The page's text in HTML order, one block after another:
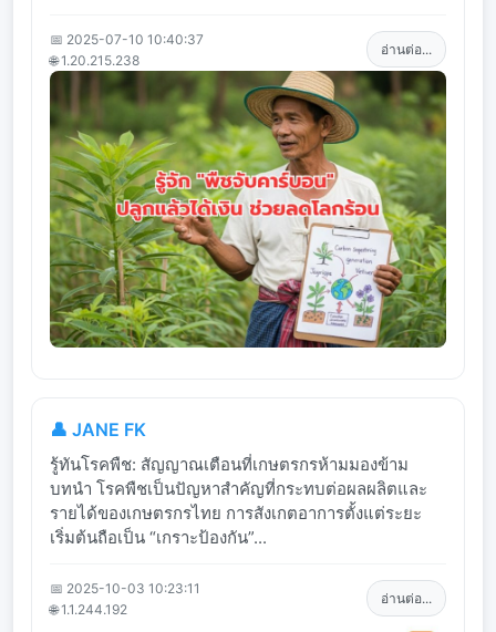
📅 2025-07-10 10:40:37
🌐 1.20.215.238
อ่านต่อ...
👤 JANE FK
รู้ทันโรคพืช: สัญญาณเตือนที่เกษตรกรห้ามมองข้าม
บทนำ โรคพืชเป็นปัญหาสำคัญที่กระทบต่อผลผลิตและ
รายได้ของเกษตรกรไทย การสังเกตอาการตั้งแต่ระยะ
เริ่มต้นถือเป็น “เกราะป้องกัน”...
📅 2025-10-03 10:23:11
🌐 1.1.244.192
อ่านต่อ...